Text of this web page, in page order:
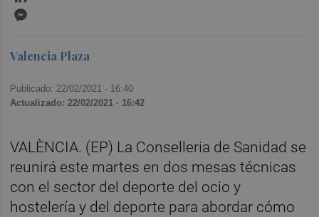
Valencia Plaza
Publicado: 22/02/2021 · 16:40
Actualizado: 22/02/2021 · 16:42
VALÈNCIA. (EP) La Conselleria de Sanidad se
reunirá este martes en dos mesas técnicas
con el sector del deporte del ocio y
hostelería y del deporte para abordar cómo